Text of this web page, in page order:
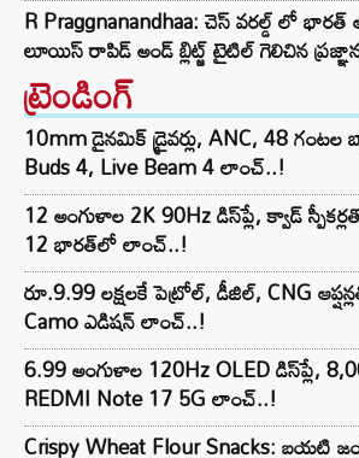
R Praggnanandhaa: చెస్ వరల్డ్ లో
లూయిస్ రాపిడ్ అండ్ బ్లిట్జ్ టైటిల్ గెలిచిన
ట్రెండింగ్‌
10mm డైనమిక్ డ్రైవర్లు, ANC, 48
Buds 4, Live Beam 4 లాంచ్..!
12 అంగుళాల 2K 90Hz డిస్‌ప్లే, క్వాడ్
12 భారత్‌లో లాంచ్..!
రూ.9.99 లక్షలకే పెట్రోల్, డీజిల్, CNG
Camo ఎడిషన్ లాంచ్..!
6.99 అంగుళాల 120Hz OLED డిస్‌ప్లే,
REDMI Note 17 5G లాంచ్..!
Crispy Wheat Flour Snacks: బయటి